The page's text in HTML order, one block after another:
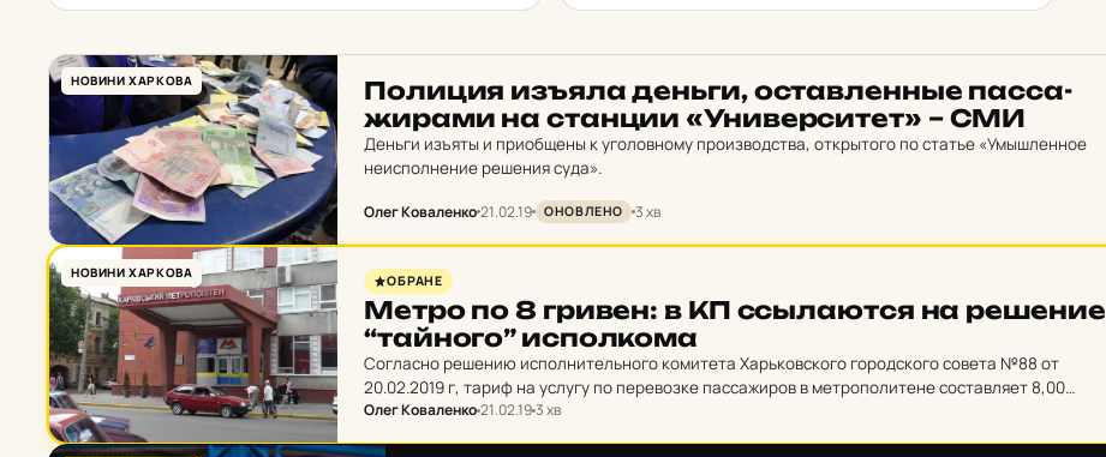
НОВИНИ ХАРКОВА
По­ли­ция изъяла деньги, ос­тав­лен­ные пас­са­
жи­ра­ми на стан­ции «Уни­вер­си­тет» – СМИ
Деньги изъяты и приобщены к уголовному производства, открытого по статье «Умышленное
неисполнение решения суда».
Олег Коваленко21.02.19 ОНОВЛЕНО 3 хв
НОВИНИ ХАРКОВА ОБРАНЕ
Метро по 8 гривен: в КП ссыла­ют­ся на ре­ше­ние
“тай­но­го” ис­пол­ко­ма
Согласно решению исполнительного комитета Харьковского городского совета №88 от
20.02.2019 г, тариф на услугу по перевозке пассажиров в метрополитене составляет 8,00
гривен.
Олег Коваленко21.02.193 хв